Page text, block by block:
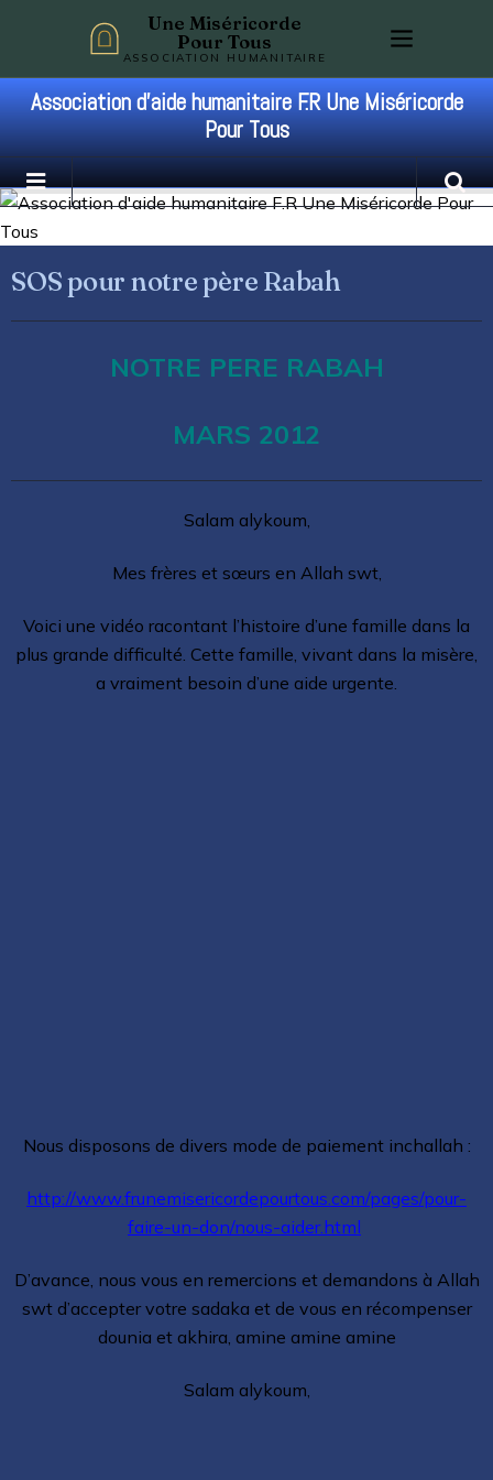
Une Miséricorde
Pour Tous
ASSOCIATION HUMANITAIRE
Association d'aide humanitaire F.R Une Miséricorde
Pour Tous
SOS pour notre père Rabah
NOTRE PERE RABAH
MARS 2012
Salam alykoum,
Mes frères et sœurs en Allah swt,
Voici une vidéo racontant l’histoire d’une famille dans la
plus grande difficulté. Cette famille, vivant dans la misère,
a vraiment besoin d’une aide urgente.
Nous disposons de divers mode de paiement inchallah :
http://www.frunemisericordepourtous.com/pages/pour-
faire-un-don/nous-aider.html
D’avance, nous vous en remercions et demandons à Allah
swt d’accepter votre sadaka et de vous en récompenser
dounia et akhira, amine amine amine
Salam alykoum,